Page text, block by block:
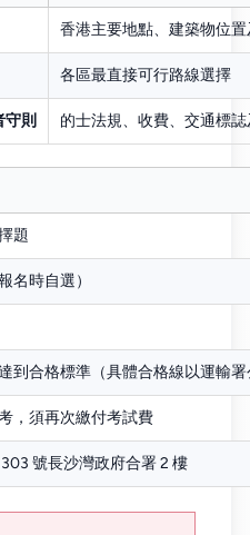
香港主要地點、建築物位
各區最直接可行路線選擇
則 的士法規、收費、交通標
題
名時自選）
到合格標準（具體合格線以運輸
，須再次繳付考試費
號長沙灣政府合署 2 樓